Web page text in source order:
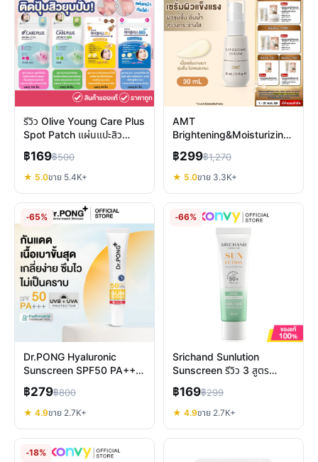
รีวิว Olive Young Care Plus
Spot Patch แผ่นแปะสิว
เกาหลีบางพิเศษ 4 สูตร
฿169฿500
★ 5.0ขาย 5.4K+
AMT
Brightening&Moisturizing
Serum รีวิว: ผิวแข็งแรง อิ่ม
น้ำ กระจ่างใสจริงหรือ?
฿299฿1,270
★ 5.0ขาย 3.3K+
-65%
Dr.PONG Hyaluronic
Sunscreen SPF50 PA+++
ครีมกันแดดอ่อนโยน ปกป้อง
ผิวแพ้ง่าย
฿279฿800
★ 4.9ขาย 2.7K+
-66%
Srichand Sunlution
Sunscreen รีวิว 3 สูตร
ปกป้องผิวพร้อมบำรุง
฿169฿299
★ 4.9ขาย 2.7K+
-18%